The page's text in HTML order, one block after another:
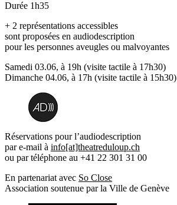
Durée 1h35
+ 2 représentations accessibles
sont proposées en audiodescription
pour les personnes aveugles ou malvoyantes
Samedi 03.06, à 19h (visite tactile à 17h30)
Dimanche 04.06, à 17h (visite tactile à 15h30)
Réservations pour l’audiodescription
par e-mail à info[at]theatreduloup.ch
ou par téléphone au +41 22 301 31 00
En partenariat avec So Close
Association soutenue par la Ville de Genève